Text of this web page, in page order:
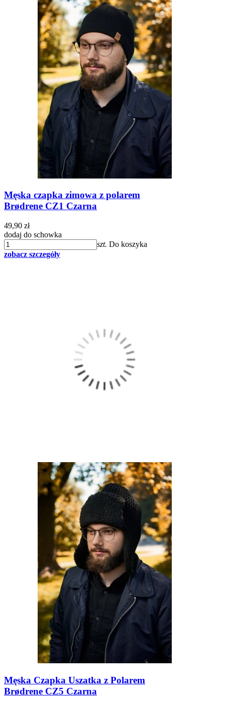
Męska czapka zimowa z polarem
Brødrene CZ1 Czarna
49,90 zł
dodaj do schowka
szt. Do koszyka
zobacz szczegóły
Męska Czapka Uszatka z Polarem
Brødrene CZ5 Czarna